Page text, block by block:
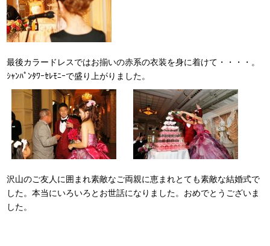
最後カラードレスではお揃いの赤系の衣装を身に着けて・・・・。
ｼｬﾝﾊﾟﾝﾀﾜｰｾﾚﾓﾆｰで盛り上がりました。
沢山のご友人に囲まれ素敵なご両親に恵まれとても素敵な結婚式で
した。本当にいろいろとお世話になりました。おめでとうございま
した。